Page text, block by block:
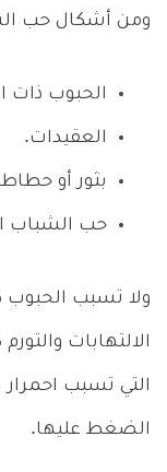
ومن أشكال حب
الحبوب ذات
العقيدات.
بثور أو
حب الشباب
ولا تسبب الحبوب
الالتهابات
التي تسبب
الضغط عليها.